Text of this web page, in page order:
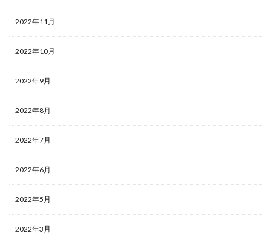
2022年11月
2022年10月
2022年9月
2022年8月
2022年7月
2022年6月
2022年5月
2022年3月